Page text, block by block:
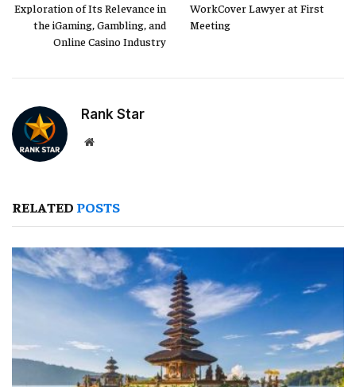
Exploration of Its Relevance in
the iGaming, Gambling, and
Online Casino Industry
WorkCover Lawyer at First
Meeting
Rank Star
Website
RELATED POSTS